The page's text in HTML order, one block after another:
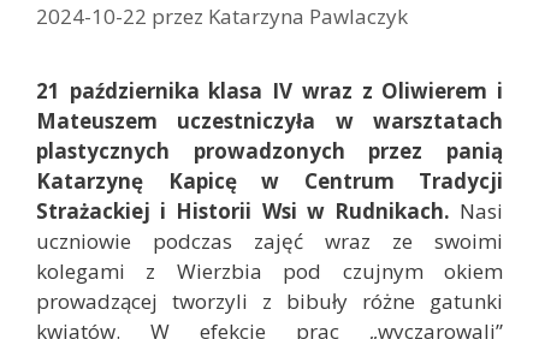
2024-10-22 przez Katarzyna Pawlaczyk
21 października klasa IV wraz z Oliwierem i
Mateuszem uczestniczyła w warsztatach
plastycznych prowadzonych przez panią
Katarzynę Kapicę w Centrum Tradycji
Strażackiej i Historii Wsi w Rudnikach. Nasi
uczniowie podczas zajęć wraz ze swoimi
kolegami z Wierzbia pod czujnym okiem
prowadzącej tworzyli z bibuły różne gatunki
kwiatów. W efekcie prac „wyczarowali”